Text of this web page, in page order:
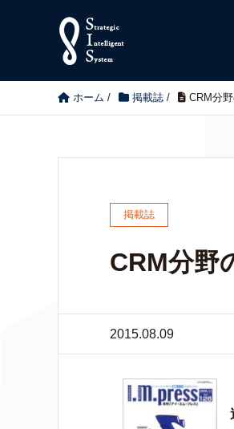
ホーム / 掲載誌 / CRM分
掲載誌
CRM分野
2015.08.09